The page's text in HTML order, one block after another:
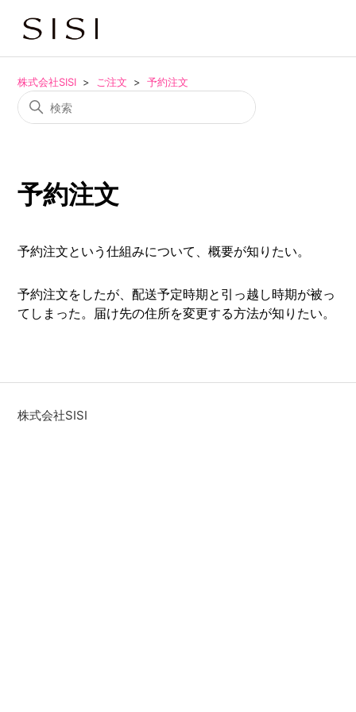
株式会社SISI ご注文 予約注文
予約注文
予約注文という仕組みについて、概要が知りたい。
予約注文をしたが、配送予定時期と引っ越し時期が被っ
てしまった。届け先の住所を変更する方法が知りたい。
株式会社SISI